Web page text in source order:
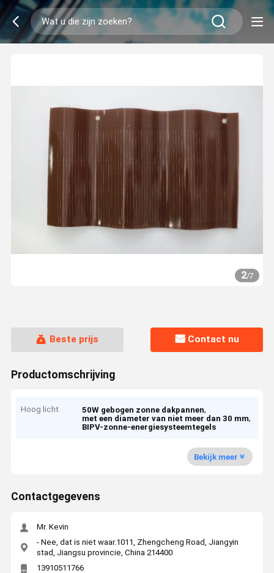
2/7
Beste prijs Contact nu
Productomschrijving
Hoog licht 50W gebogen zonne dakpannen,
met een diameter van niet meer dan 30 mm,
BIPV-zonne-energiesysteemtegels
Bekijk meer
Contactgegevens
Mr. Kevin
- Nee, dat is niet waar.1011, Zhengcheng Road, Jiangyin
stad, Jiangsu provincie, China 214400
13910511766